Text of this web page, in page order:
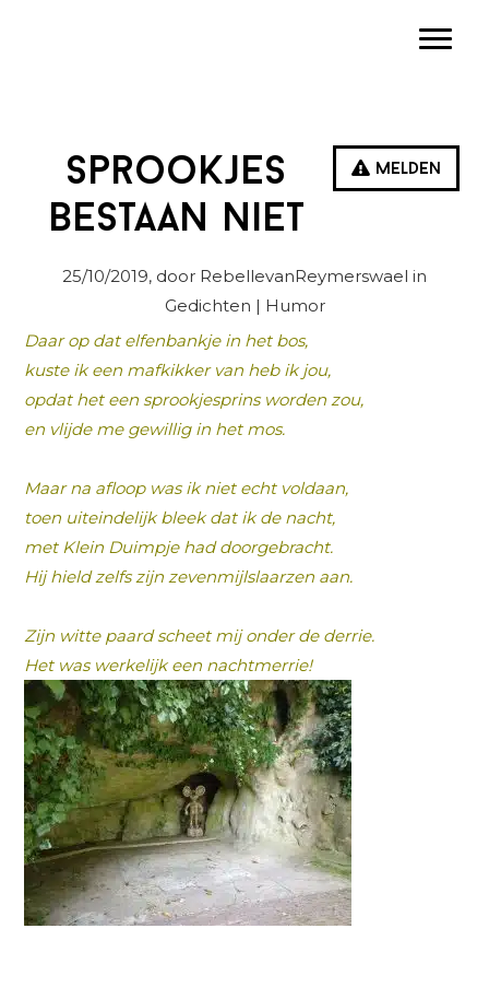
Melden
Sprookjes
bestaan niet
25/10/2019, door RebellevanReymerswael in
Gedichten | Humor
Daar op dat elfenbankje in het bos,
kuste ik een mafkikker van heb ik jou,
opdat het een sprookjesprins worden zou,
en vlijde me gewillig in het mos.
Maar na afloop was ik niet echt voldaan,
toen uiteindelijk bleek dat ik de nacht,
met Klein Duimpje had doorgebracht.
Hij hield zelfs zijn zevenmijlslaarzen aan.
Zijn witte paard scheet mij onder de derrie.
Het was werkelijk een nachtmerrie!